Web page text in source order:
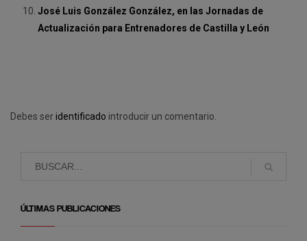
José Luis González González, en las Jornadas de
Actualización para Entrenadores de Castilla y León
Debes seridentificado introducir un comentario.
ÚLTIMAS PUBLICACIONES